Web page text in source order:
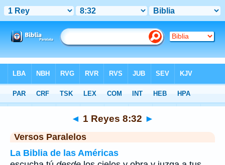
>1 Reyes Capítulo 8 > Verso 32
◄ 1 Reyes 8:32 ►
Versos Paralelos
La Biblia de las Américas